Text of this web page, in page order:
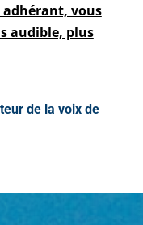
adhérant, vous
audible, plus
de la voix de